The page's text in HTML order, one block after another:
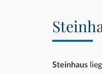
Steinhaus